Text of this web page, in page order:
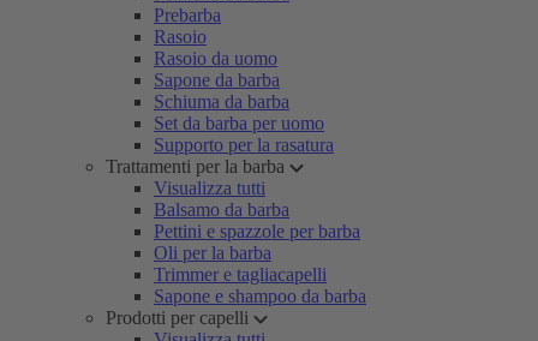
Prebarba
Rasoio
Rasoio da uomo
Sapone da barba
Schiuma da barba
Set da barba per uomo
Supporto per la rasatura
Trattamenti per la barba
Visualizza tutti
Balsamo da barba
Pettini e spazzole per barba
Oli per la barba
Trimmer e tagliacapelli
Sapone e shampoo da barba
Prodotti per capelli